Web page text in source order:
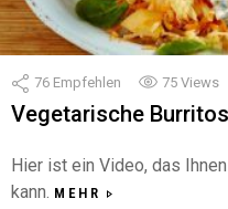
76 Empfehlen 75 Views
Vegetarische
Hier ist ein Video, das
kann. MEHR